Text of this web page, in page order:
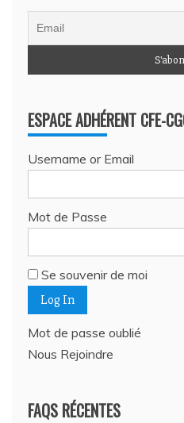
ESPACE ADHÉRENT CFE-
Username or Email
Mot de Passe
Se souvenir de moi
Mot de passe oublié
Nous Rejoindre
FAQS RÉCENTES